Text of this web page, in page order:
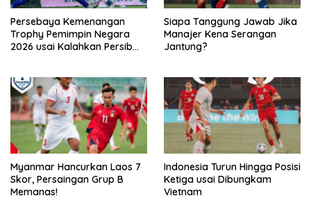
Persebaya Kemenangan
Trophy Pemimpin Negara
2026 usai Kalahkan Persib
Siapa Tanggung Jawab Jika
Manajer Kena Serangan
Jantung?
Myanmar Hancurkan Laos 7
Skor, Persaingan Grup B
Memanas!
Indonesia Turun Hingga Posisi
Ketiga usai Dibungkam
Vietnam